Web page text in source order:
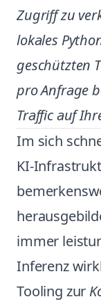
Zugriff zu
lokales
geschützten
pro Anfrage
Traffic auf
Im sich
KI-
immer
Inferenz
Tooling zur